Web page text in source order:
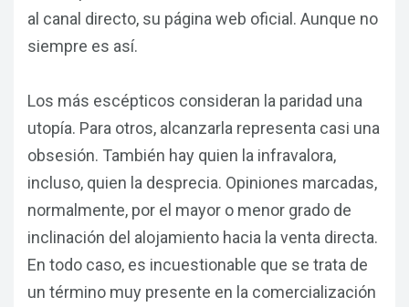
Soluciones
Comparativa de Precios
Call Center
Canal directo
Productos
Motor de Reservas
Price Seeker
Empresa
Conócenos
Blog
al canal directo, su página web oficial. Aunque no
siempre es así.
Los más escépticos consideran la paridad una
utopía. Para otros, alcanzarla representa casi una
obsesión. También hay quien la infravalora,
incluso, quien la desprecia. Opiniones marcadas,
normalmente, por el mayor o menor grado de
inclinación del alojamiento hacia la venta directa.
En todo caso, es incuestionable que se trata de
un término muy presente en la comercialización